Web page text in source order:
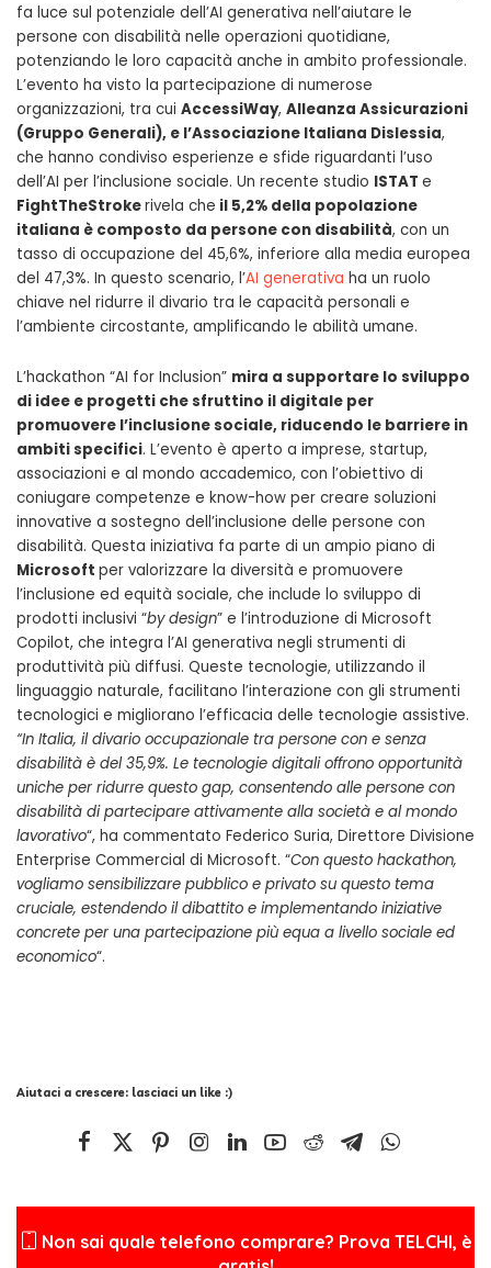
fa luce sul potenziale dell’AI generativa nell’aiutare le
persone con disabilità nelle operazioni quotidiane,
potenziando le loro capacità anche in ambito professionale.
L’evento ha visto la partecipazione di numerose
organizzazioni, tra cui AccessiWay, Alleanza Assicurazioni
(Gruppo Generali), e l’Associazione Italiana Dislessia,
che hanno condiviso esperienze e sfide riguardanti l’uso
dell’AI per l’inclusione sociale. Un recente studio ISTAT e
FightTheStrokerivela che il 5,2% della popolazione
italiana è composto da persone con disabilità, con un
tasso di occupazione del 45,6%, inferiore alla media europea
del 47,3%. In questo scenario, l’AI generativa ha un ruolo
chiave nel ridurre il divario tra le capacità personali e
l’ambiente circostante, amplificando le abilità umane.
L’hackathon “AI for Inclusion” mira a supportare lo sviluppo
di idee e progetti che sfruttino il digitale per
promuovere l’inclusione sociale, riducendo le barriere in
ambiti specifici. L’evento è aperto a imprese, startup,
associazioni e al mondo accademico, con l’obiettivo di
coniugare competenze e know-how per creare soluzioni
innovative a sostegno dell’inclusione delle persone con
disabilità. Questa iniziativa fa parte di un ampio piano di
Microsoft per valorizzare la diversità e promuovere
l’inclusione ed equità sociale, che include lo sviluppo di
prodotti inclusivi “by design” e l’introduzione di Microsoft
Copilot, che integra l’AI generativa negli strumenti di
produttività più diffusi. Queste tecnologie, utilizzando il
linguaggio naturale, facilitano l’interazione con gli strumenti
tecnologici e migliorano l’efficacia delle tecnologie assistive.
“In Italia, il divario occupazionale tra persone con e senza
disabilità è del 35,9%. Le tecnologie digitali offrono opportunità
uniche per ridurre questo gap, consentendo alle persone con
disabilità di partecipare attivamente alla società e al mondo
lavorativo“, ha commentato Federico Suria, Direttore Divisione
Enterprise Commercial di Microsoft. “Con questo hackathon,
vogliamo sensibilizzare pubblico e privato su questo tema
cruciale, estendendo il dibattito e implementando iniziative
concrete per una partecipazione più equa a livello sociale ed
economico“.
Aiutaci a crescere: lasciaci un like :)
Non sai quale telefono comprare? Prova TELCHI, è